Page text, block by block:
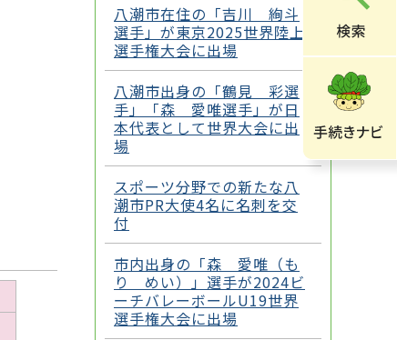
八潮市在住の「吉川 絢斗
選手」が東京2025世界陸上
選手権大会に出場
八潮市出身の「鶴見 彩選
手」「森 愛唯選手」が日
本代表として世界大会に出
場
スポーツ分野での新たな八
潮市PR大使4名に名刺を交
付
市内出身の「森 愛唯（も
り めい）」選手が2024ビ
ーチバレーボールU19世界
選手権大会に出場